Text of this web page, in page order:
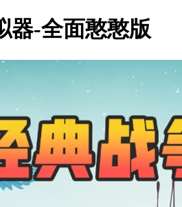
器-全面憨憨版